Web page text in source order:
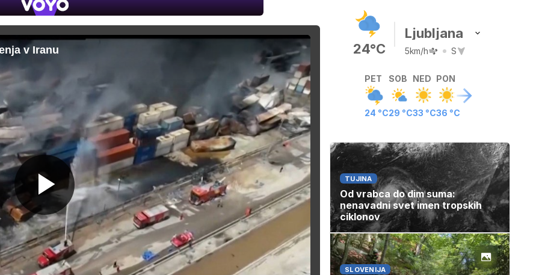
v Iranu
Predvajaj
24°C
Ljubljana
5km/h S
PET
24 °C
SOB
29 °C
NED
33 °C
PON
36 °C
TUJINA
Od vrabca do dim suma:
nenavadni svet imen tropskih
ciklonov
SLOVENIJA